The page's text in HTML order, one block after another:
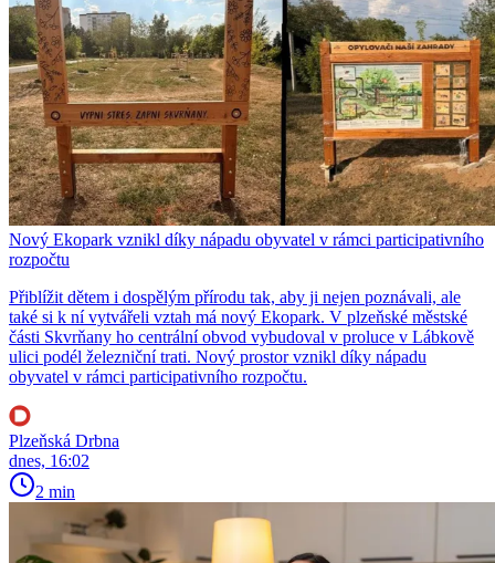
Nový Ekopark vznikl díky nápadu obyvatel v rámci participativního
rozpočtu
Přiblížit dětem i dospělým přírodu tak, aby ji nejen poznávali, ale
také si k ní vytvářeli vztah má nový Ekopark. V plzeňské městské
části Skvrňany ho centrální obvod vybudoval v proluce v Lábkově
ulici podél železniční trati. Nový prostor vznikl díky nápadu
obyvatel v rámci participativního rozpočtu.
Plzeňská Drbna
dnes, 16:02
2 min